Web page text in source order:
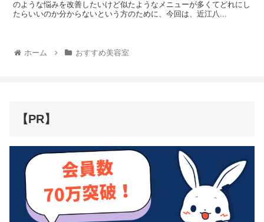
のような悩みを改善したいけど似たようなメニューが多くてどれにし
たらいいのか分からないという方のために、今回は、近江八...
ホーム おすすめ美容室
【PR】